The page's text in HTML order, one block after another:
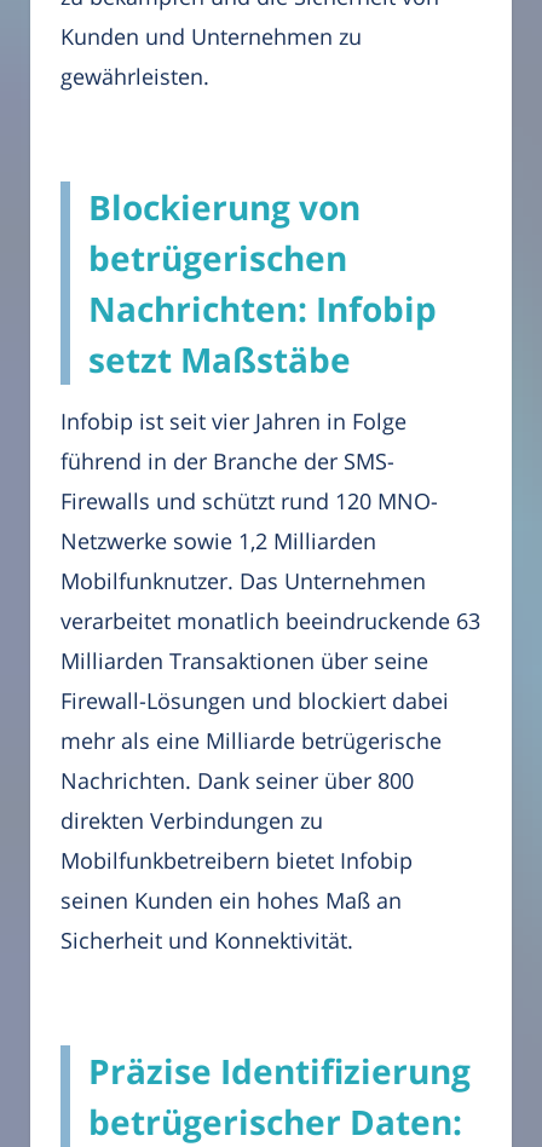
Kunden und Unternehmen zu
gewährleisten.
Blockierung von
betrügerischen
Nachrichten: Infobip
setzt Maßstäbe
Infobip ist seit vier Jahren in Folge
führend in der Branche der SMS-
Firewalls und schützt rund 120 MNO-
Netzwerke sowie 1,2 Milliarden
Mobilfunknutzer. Das Unternehmen
verarbeitet monatlich beeindruckende 63
Milliarden Transaktionen über seine
Firewall-Lösungen und blockiert dabei
mehr als eine Milliarde betrügerische
Nachrichten. Dank seiner über 800
direkten Verbindungen zu
Mobilfunkbetreibern bietet Infobip
seinen Kunden ein hohes Maß an
Sicherheit und Konnektivität.
Präzise Identifizierung
betrügerischer Daten: